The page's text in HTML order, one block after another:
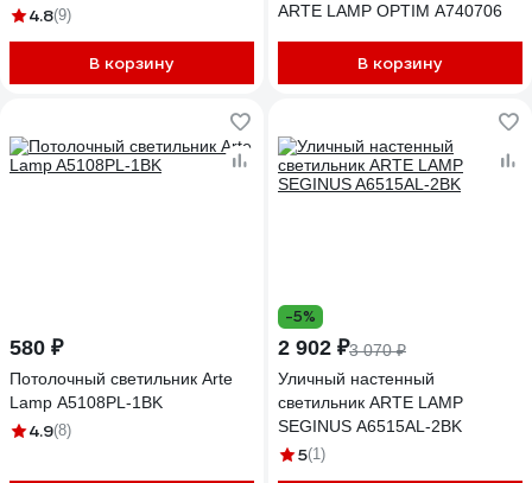
4.8(9)
В корзину
ARTE LAMP OPTIM A740706
В корзину
580 ₽
Потолочный светильник Arte
Lamp A5108PL-1BK
4.9(8)
-5%
2 902 ₽3 070 ₽
Уличный настенный
светильник ARTE LAMP
SEGINUS A6515AL-2BK
5(1)